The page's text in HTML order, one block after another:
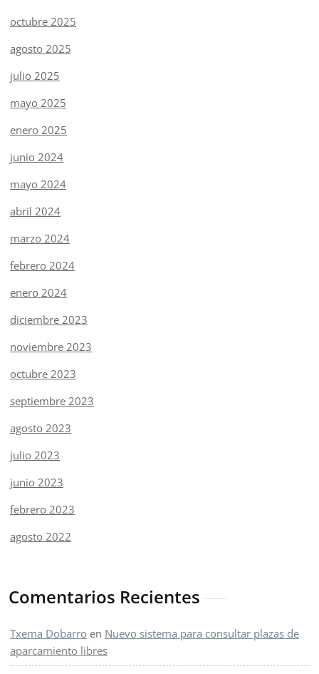
octubre 2025
agosto 2025
julio 2025
mayo 2025
enero 2025
junio 2024
mayo 2024
abril 2024
marzo 2024
febrero 2024
enero 2024
diciembre 2023
noviembre 2023
octubre 2023
septiembre 2023
agosto 2023
julio 2023
junio 2023
febrero 2023
agosto 2022
Comentarios Recientes
Txema Dobarro en Nuevo sistema para consultar plazas de
aparcamiento libres